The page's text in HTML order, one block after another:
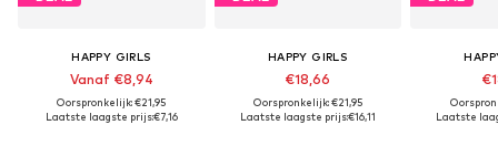
HAPPY GIRLS
Vanaf €8,94
Oorspronkelijk: €21,95
Laatste laagste prijs:€7,16
HAPPY GIRLS
€18,66
Oorspronkelijk: €21,95
Laatste laagste prijs:€16,11
Laatste